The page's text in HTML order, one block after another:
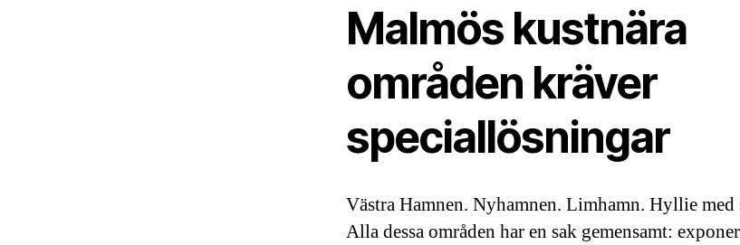
Malmös kustnära
områden kräver
speciallösningar
Västra Hamnen. Nyhamnen. Limhamn. Hyllie med
Alla dessa områden har en sak gemensamt: